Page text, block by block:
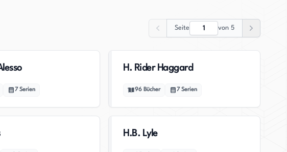
Zurück
Seite von 5
Weiter
7 Serien
H. Rider Haggard
96 Bücher 7 Serien
H.B. Lyle